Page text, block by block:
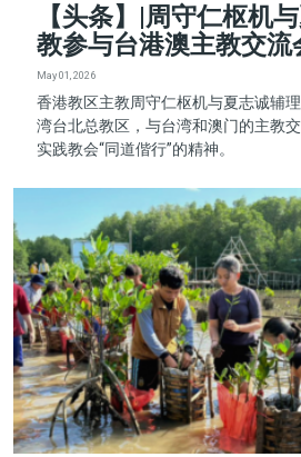
【头条】|周守仁枢机
教参与台港澳主教交流
May 01, 2026
香港教区主教周守仁枢机与夏志诚辅
湾台北总教区，与台湾和澳门的主教
实践教会“同道偕行”的精神。